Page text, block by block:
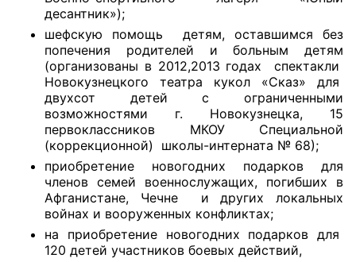
Члены ОП КО
Документы ОП КО
Регламент ОП КО
Кодекс этики ОП КО
Положения
Соглашения
Рекомендации
Порядок работы ЦОН
десантник»);
шефскую помощь детям, оставшимся без
попечения родителей и больным детям
(организованы в 2012,2013 годах спектакли
Новокузнецкого театра кукол «Сказ» для
двухсот детей с ограниченными
возможностями г. Новокузнецка, 15
первоклассников МКОУ Специальной
(коррекционной) школы-интерната № 68);
приобретение новогодних подарков для
членов семей военнослужащих, погибших в
Афганистане, Чечне и других локальных
войнах и вооруженных конфликтах;
на приобретение новогодних подарков для
120 детей участников боевых действий,